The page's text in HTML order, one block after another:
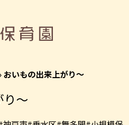
おいもの出来上がり〜
り〜